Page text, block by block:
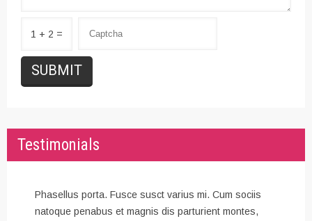
1 + 2 =
Testimonials
Phasellus porta. Fusce susct varius mi. Cum sociis
natoque penabus et magnis dis parturient montes,